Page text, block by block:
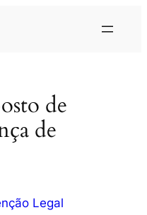
de
de
Legal